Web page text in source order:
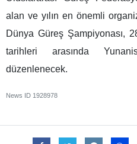
alan ve yılın en önemli
Dünya Güreş Şampiyonası,
tarihleri arasında
düzenlenecek.
News ID 1928978